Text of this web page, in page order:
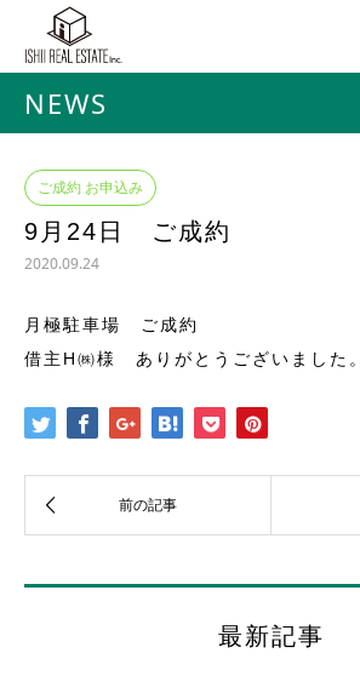
NEWS
ご成約 お申込み
9月24日 ご成約
2020.09.24
月極駐車場 ご成約
借主H㈱様 ありがとうございました。
最新記事